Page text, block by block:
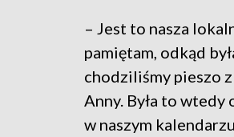
– Jest to nasza
pamiętam, odkąd
chodziliśmy pieszo
Anny. Była to
w naszym